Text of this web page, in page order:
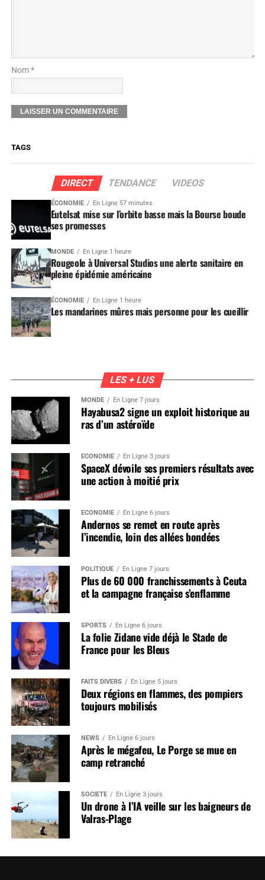
Nom *
TAGS
DIRECT TENDANCE VIDEOS
ÉCONOMIE En Ligne 57 minutes
Eutelsat mise sur l’orbite basse mais la Bourse boude
ses promesses
MONDE En Ligne 1 heure
Rougeole à Universal Studios une alerte sanitaire en
pleine épidémie américaine
ÉCONOMIE En Ligne 1 heure
Les mandarines mûres mais personne pour les cueillir
LES + LUS
MONDE En Ligne 7 jours
Hayabusa2 signe un exploit historique au
ras d’un astéroïde
ÉCONOMIE En Ligne 3 jours
SpaceX dévoile ses premiers résultats avec
une action à moitié prix
ÉCONOMIE En Ligne 6 jours
Andernos se remet en route après
l’incendie, loin des allées bondées
POLITIQUE En Ligne 7 jours
Plus de 60 000 franchissements à Ceuta
et la campagne française s’enflamme
SPORTS En Ligne 6 jours
La folie Zidane vide déjà le Stade de
France pour les Bleus
FAITS DIVERS En Ligne 5 jours
Deux régions en flammes, des pompiers
toujours mobilisés
NEWS En Ligne 6 jours
Après le mégafeu, Le Porge se mue en
camp retranché
SOCIÉTÉ En Ligne 3 jours
Un drone à l’IA veille sur les baigneurs de
Valras-Plage